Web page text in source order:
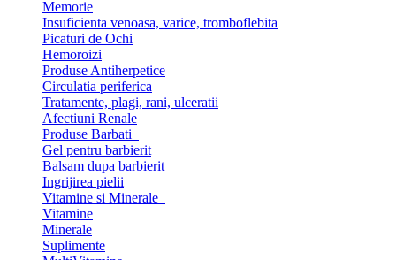
Memorie
Insuficienta venoasa, varice, tromboflebita
Picaturi de Ochi
Hemoroizi
Produse Antiherpetice
Circulatia periferica
Tratamente, plagi, rani, ulceratii
Afectiuni Renale
Produse Barbati
Gel pentru barbierit
Balsam dupa barbierit
Ingrijirea pielii
Vitamine si Minerale
Vitamine
Minerale
Suplimente